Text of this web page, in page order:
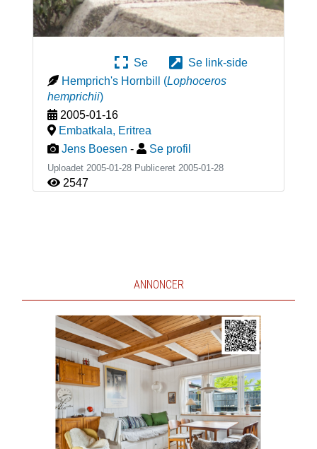
Se
Se link-side
Hemprich's Hornbill
(Lophoceros
hemprichii)
2005-01-16
Embatkala, Eritrea
Jens Boesen - Se profil
Uploadet 2005-01-28 Publiceret 2005-01-28
2547
ANNONCER